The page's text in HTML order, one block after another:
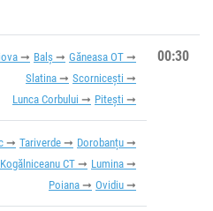
Balș
Găneasa OT
Slatina
Scornicești
Lunca Corbului
Pitești
00:30
Tariverde
Dorobanțu
CT
Lumina
Poiana
Ovidiu